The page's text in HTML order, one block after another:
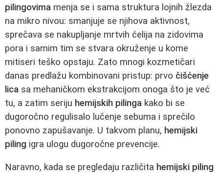
pilingovima menja se i sama struktura lojnih žlezda
na mikro nivou: smanjuje se njihova aktivnost,
sprečava se nakupljanje mrtvih ćelija na zidovima
pora i samim tim se stvara okruženje u kome
mitiseri teško opstaju. Zato mnogi kozmetičari
danas predlažu kombinovani pristup: prvo čišćenje
lica sa mehaničkom ekstrakcijom onoga što je već
tu, a zatim seriju hemijskih pilinga kako bi se
dugoročno regulisalo lučenje sebuma i sprečilo
ponovno zapušavanje. U takvom planu, hemijski
piling igra ulogu dugoročne prevencije.
Naravno, kada se pregledaju različita hemijski piling